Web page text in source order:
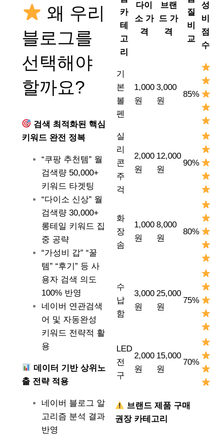
왜 우리
블로그를
선택해야
할까요?
검색 최적화된 핵심
키워드 완전 정복
“쿠팡 추천템” 월
검색량 50,000+
키워드 타겟팅
“다이소 신상” 월
검색량 30,000+
롱테일 키워드 집
중 공략
“가성비 갑” “꿀
템” “후기” 등 사
용자 검색 의도
100% 반영
네이버 연관검색
어 및 자동완성
키워드 전략적 활
용
데이터 기반 상위노
출 전략 적용
네이버 블로그 알
고리즘 분석 결과
반영
카
테
고
리
다이
소 가
격
브랜
드 가
격
질
비
교
성
비
점
수
기
본
볼
펜
1,000
원
3,000
원
85%
실
리
콘
주
걱
2,000
원
12,000
원
90%
화
장
솜
1,000
원
8,000
원
80%
수
납
함
3,000
원
25,000
원
75%
LED
전
구
2,000
원
15,000
원
70%
브랜드 제품 구매
권장 카테고리